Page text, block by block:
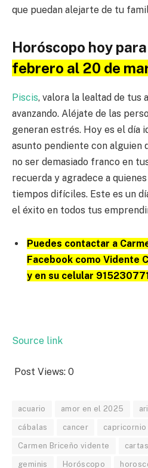
que puedan alejarte de tu
Horóscopo hoy
febrero al 20 de
Piscis, valora la lealtad de tus
avanzando. Aléjate de las
generan estrés. Hoy es el día
asunto pendiente con alguien
no ser demasiado franco en
recuerda y agradece a
tiempos difíciles. Este es un
el éxito en todos tus
Puedes contactar a
Facebook como Vidente
y en su celular
Source link
Post Views: 0
acuario amor en el 2025
cábalas cancer capricornio
Carmen Briceño vidente
geminis Horóscopo